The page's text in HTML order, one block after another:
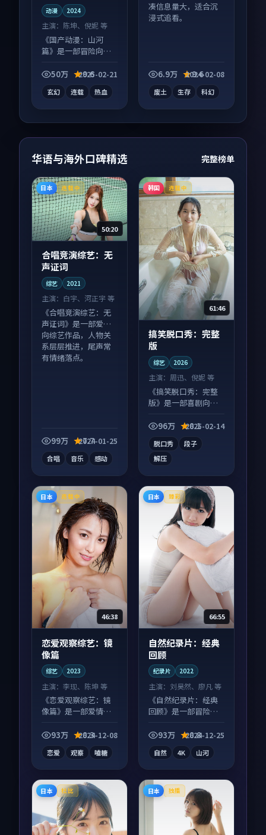
动漫 2024
主演： 陈坤、倪妮 等
《国产动漫：山河
篇》是一部冒险向动
线，配乐与镜头配合
50万 9.6
2025-02-21
玄幻 连载 热血
凑信息量大，适合沉
浸式追看。
6.9万 9.6
2024-02-08
废土 生存 科幻
华语与海外口碑精选 完整榜单
日本 连载中
50:20
合唱竞演综艺：无
声证词
综艺 2021
主演： 白宇、河正宇 等
《合唱竞演综艺：无
声证词》是一部爱情
向综艺作品，人物关
系层层推进，尾声常
有情绪落点。
99万 7.7
2024-01-25
合唱 音乐 感动
韩国 连载中
61:46
搞笑脱口秀：完整
版
综艺 2026
主演： 周迅、倪妮 等
《搞笑脱口秀：完整
版》是一部喜剧向综
行，细节值得二刷回
96万 8.1
2025-02-14
脱口秀
段子
解压
日本 连载中
46:38
恋爱观察综艺：镜
像篇
综艺 2023
主演： 李现、陈坤 等
《恋爱观察综艺：镜
像篇》是一部爱情向
并行，细节值得二刷
93万 8.3
2024-12-08
恋爱 观察 嗑糖
日本 臻彩
66:55
自然纪录片：经典
回顾
纪录片 2022
主演： 刘昊然、廖凡 等
《自然纪录片：经典
回顾》是一部冒险向
续发酵，适合周末一
93万 8.8
2024-12-25
自然 4K 山河
日本 杜比 日本 独播